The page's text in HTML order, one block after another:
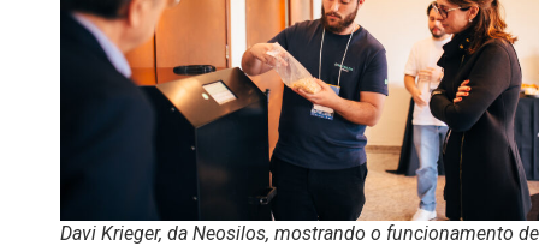
Davi Krieger, da Neosilos, mostrando o funcionamento